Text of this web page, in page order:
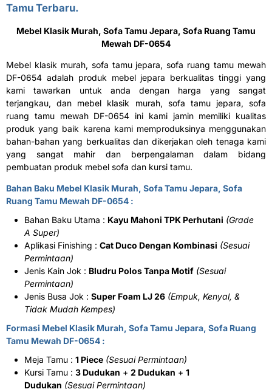
Tamu Terbaru.
Mebel Klasik Murah, Sofa Tamu Jepara, Sofa Ruang Tamu
Mewah DF-0654
Mebel klasik murah, sofa tamu jepara, sofa ruang tamu mewah
DF-0654 adalah produk mebel jepara berkualitas tinggi yang
kami tawarkan untuk anda dengan harga yang sangat
terjangkau, dan mebel klasik murah, sofa tamu jepara, sofa
ruang tamu mewah DF-0654 ini kami jamin memiliki kualitas
produk yang baik karena kami memproduksinya menggunakan
bahan-bahan yang berkualitas dan dikerjakan oleh tenaga kami
yang sangat mahir dan berpengalaman dalam bidang
pembuatan produk mebel sofa dan kursi tamu.
Bahan Baku Mebel Klasik Murah, Sofa Tamu Jepara, Sofa
Ruang Tamu Mewah DF-0654 :
Bahan Baku Utama : Kayu Mahoni TPK Perhutani (Grade
A Super)
Aplikasi Finishing : Cat Duco Dengan Kombinasi (Sesuai
Permintaan)
Jenis Kain Jok : Bludru Polos Tanpa Motif (Sesuai
Permintaan)
Jenis Busa Jok : Super Foam LJ 26 (Empuk, Kenyal, &
Tidak Mudah Kempes)
Formasi Mebel Klasik Murah, Sofa Tamu Jepara, Sofa Ruang
Tamu Mewah DF-0654 :
Meja Tamu : 1 Piece (Sesuai Permintaan)
Kursi Tamu : 3 Dudukan + 2 Dudukan + 1
Dudukan (Sesuai Permintaan)